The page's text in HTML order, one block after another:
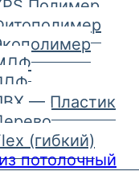
Полимер
— Пластик
(гибкий)
потолочный